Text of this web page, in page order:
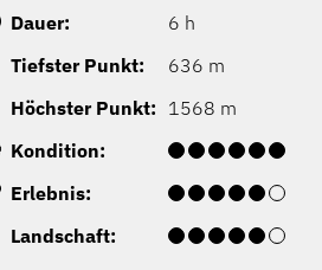
Dauer:
6 h
Tiefster Punkt:
636 m
Höchster Punkt: 1568 m
Kondition:
Erlebnis:
Landschaft: